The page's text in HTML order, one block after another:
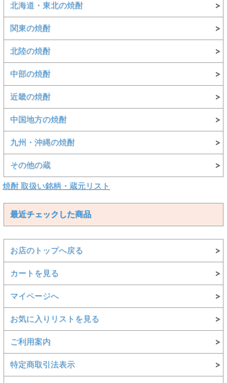
北海道・東北の焼酎
関東の焼酎
北陸の焼酎
中部の焼酎
近畿の焼酎
中国地方の焼酎
九州・沖縄の焼酎
その他の蔵
焼酎 取扱い銘柄・蔵元リスト
最近チェックした商品
お店のトップへ戻る
カートを見る
マイページへ
お気に入りリストを見る
ご利用案内
特定商取引法表示